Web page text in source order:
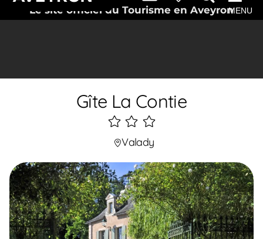
Le site officiel du Tourisme en AveyronMENU
Gîte La Contie
3
étoiles
Valady